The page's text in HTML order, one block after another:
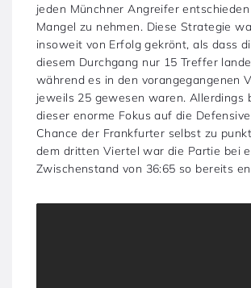
jeden Münchner Angreifer
Mangel zu nehmen. Diese Strategie
insoweit von Erfolg gekrönt, als dass
diesem Durchgang nur 15 Treffer
während es in den vorangegangenen
jeweils 25 gewesen waren. Allerdings
dieser enorme Fokus auf die
Chance der Frankfurter selbst zu
dem dritten Viertel war die Partie bei
Zwischenstand von 36:65 so bereits